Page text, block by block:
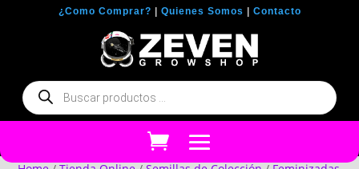
¿Como Comprar? Quienes Somos Contacto
Búsqueda
de
productos